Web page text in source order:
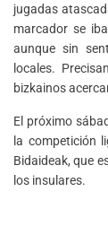
jugadas
marcador se
aunque sin
locales.
bizkainos
El próximo
la competición
Bidaideak, que
los insulares.